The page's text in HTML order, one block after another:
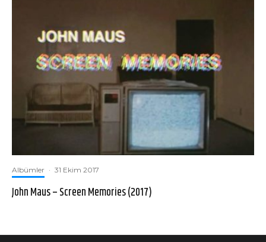
Albümler · 31 Ekim 2017
John Maus – Screen Memories (2017)